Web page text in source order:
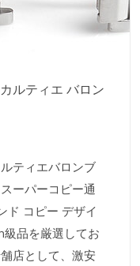
ルティエ バロン
ティエバロンブ
ーパーコピー通
ド コピー デザイ
品を厳選してお
店として、激安